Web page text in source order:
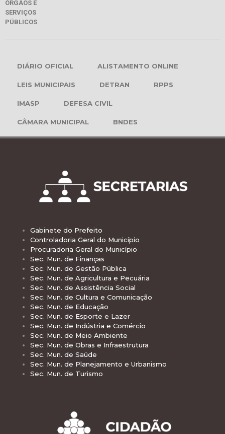
ÓRGÃOS E
SERVIÇOS
PÚBLICOS
DIÁRIO OFICIAL ALISTAMENTO ONLINE
LEIS MUNICIPAIS DETRAN RPPS
IMASP DEFESA CIVIL
CÂMARA MUNICIPAL BNDES
Gabinete do Prefeito
Controladoria Geral do Município
Procuradoria Geral do Município
Sec. Mun. de Finanças
Sec. Mun. de Gestão Pública
Sec. Mun. de Agricultura e Pecuária
Sec. Mun. de Assistência Social
Sec. Mun. de Cultura e Comunicação
Sec. Mun. de Educação
Sec. Mun. de Esporte e Lazer
Sec. Mun. de Indústria e Comércio
Sec. Mun. de Meio Ambiente
Sec. Mun. de Obras e Infraestrutura
Sec. Mun. de Saúde
Sec. Mun. de Planejamento e Urbanismo
Sec. Mun. de Turismo